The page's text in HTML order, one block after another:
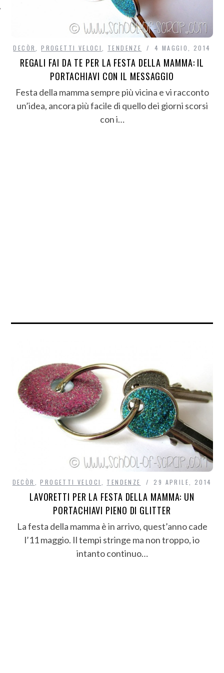
DECÒR ,PROGETTI VELOCI TENDENZE 4 MAGGIO, 2014
REGALI FAI DA TE PER LA FESTA DELLA MAMMA: IL
PORTACHIAVI CON IL MESSAGGIO
Festa della mamma sempre più vicina e vi racconto
un’idea, ancora più facile di quello dei giorni scorsi
con i…
DECÒR ,PROGETTI VELOCI TENDENZE 29 APRILE, 2014
LAVORETTI PER LA FESTA DELLA MAMMA: UN
PORTACHIAVI PIENO DI GLITTER
La festa della mamma è in arrivo, quest’anno cade
l’11 maggio. Il tempi stringe ma non troppo, io
intanto continuo…